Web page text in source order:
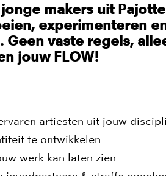
makers uit
experimenteren
Geen vaste regels,
jouw FLOW!
artiesten uit jouw
te ontwikkelen
werk kan laten zien